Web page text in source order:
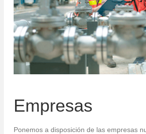
Empresas
Ponemos a disposición de las empresas